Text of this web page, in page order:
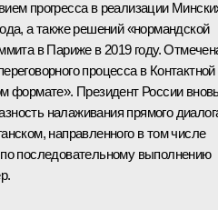
прогресса в реализации
а также решений «нормандской
в Париже в 2019 году.
процесса в Контактной
формате». Президент России
налаживания прямого
направленного в том числе
последовательному выполнению